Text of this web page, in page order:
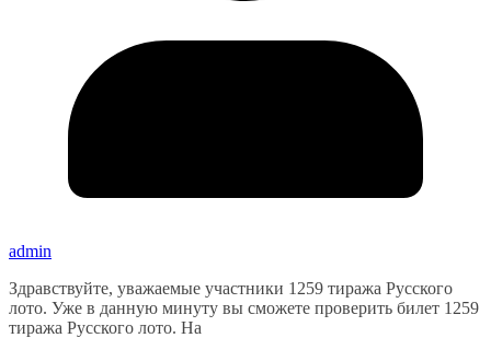
admin
Здравствуйте, уважаемые участники 1259 тиража Русского
лото. Уже в данную минуту вы сможете проверить билет 1259
тиража Русского лото. На